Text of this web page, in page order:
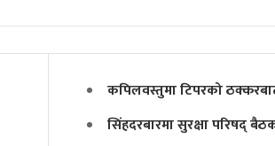
कपिलवस्तुमा टिपरको
सिंहदरबारमा सुरक्षा परिषद्